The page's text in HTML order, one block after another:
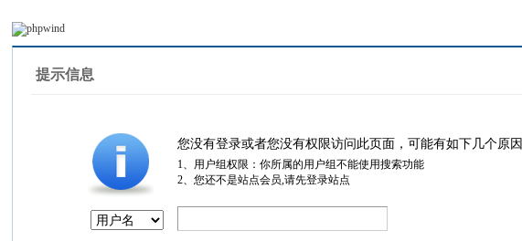
提示信息
您没有登录或者您没有权限访问此页面，可能有如下几个原因
1、用户组权限：你所属的用户组不能使用搜索功能
2、您还不是站点会员,请先登录站点